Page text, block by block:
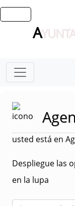
A
usted está en
Despliegue las
en la lupa